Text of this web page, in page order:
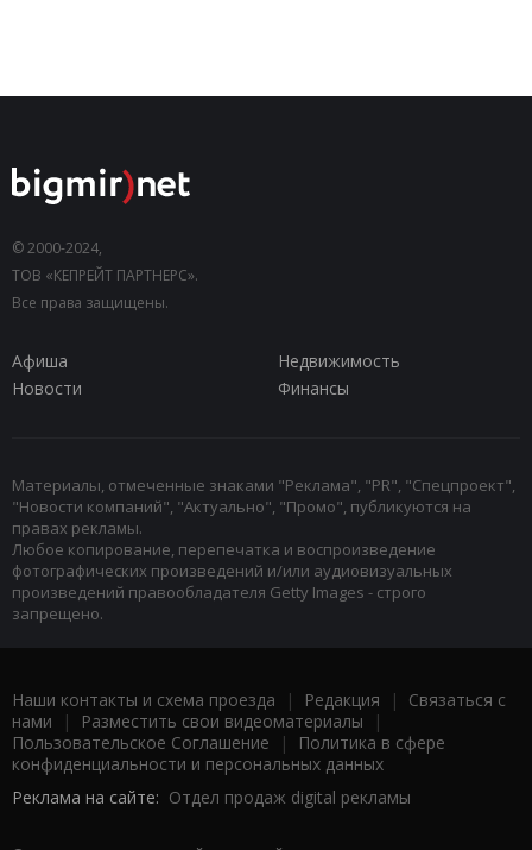
© 2000-2024,
ТОВ «КЕПРЕЙТ ПАРТНЕРС».
Все права защищены.
Афиша
Недвижимость
Новости
Финансы
Материалы, отмеченные знаками "Реклама", "PR", "Спецпроект",
"Новости компаний", "Актуально", "Промо", публикуются на
правах рекламы.
Любое копирование, перепечатка и воспроизведение
фотографических произведений и/или аудиовизуальных
произведений правообладателя Getty Images - строго
запрещено.
Наши контакты и схема проезда | Редакция | Связаться с
нами | Разместить свои видеоматериалы |
Пользовательское Соглашение |
Политика в сфере
конфиденциальности и персональных данных
Реклама на сайте: Отдел продаж digital рекламы